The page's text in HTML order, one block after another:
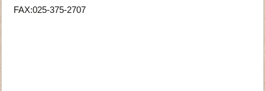
FAX:025-375-2707